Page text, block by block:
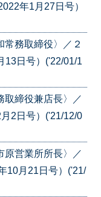
年1月27日号）
務取締役〉／２
13日号）('22/01/1
締役兼店長〉／
2日号）('21/12/0
営業所所長〉／
10月21日号）('21/